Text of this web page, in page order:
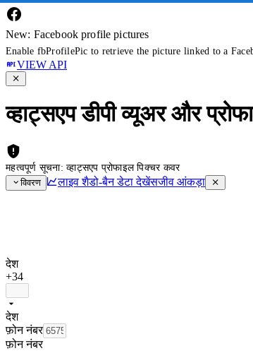
New: Facebook profile pictures
Enable fbProfilePic to retrieve the picture linked to a
VIEW API
व्हाट्सएप डीपी व्यूअर और
महत्वपूर्ण सूचना: व्हाट्सएप प्रोफाइल पिक्चर कवर
विवरण
लाइव शैडो-बैन डेटा देखेंसजीव आंकड़ा
देश
+34
देश
फ़ोन नंबर
फ़ोन नंबर